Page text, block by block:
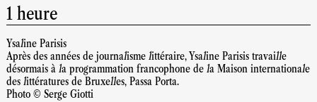
1 heure
Ysaline Parisis
Après des années de journalisme littéraire, Ysaline Parisis travaille
désormais à la programmation francophone de la Maison internationale
des littératures de Bruxelles, Passa Porta.
Photo © Serge Giotti